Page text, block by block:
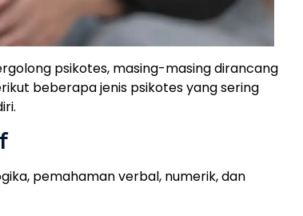
psikotes, masing-masing dirancang
beberapa jenis psikotes yang sering
pemahaman verbal, numerik, dan